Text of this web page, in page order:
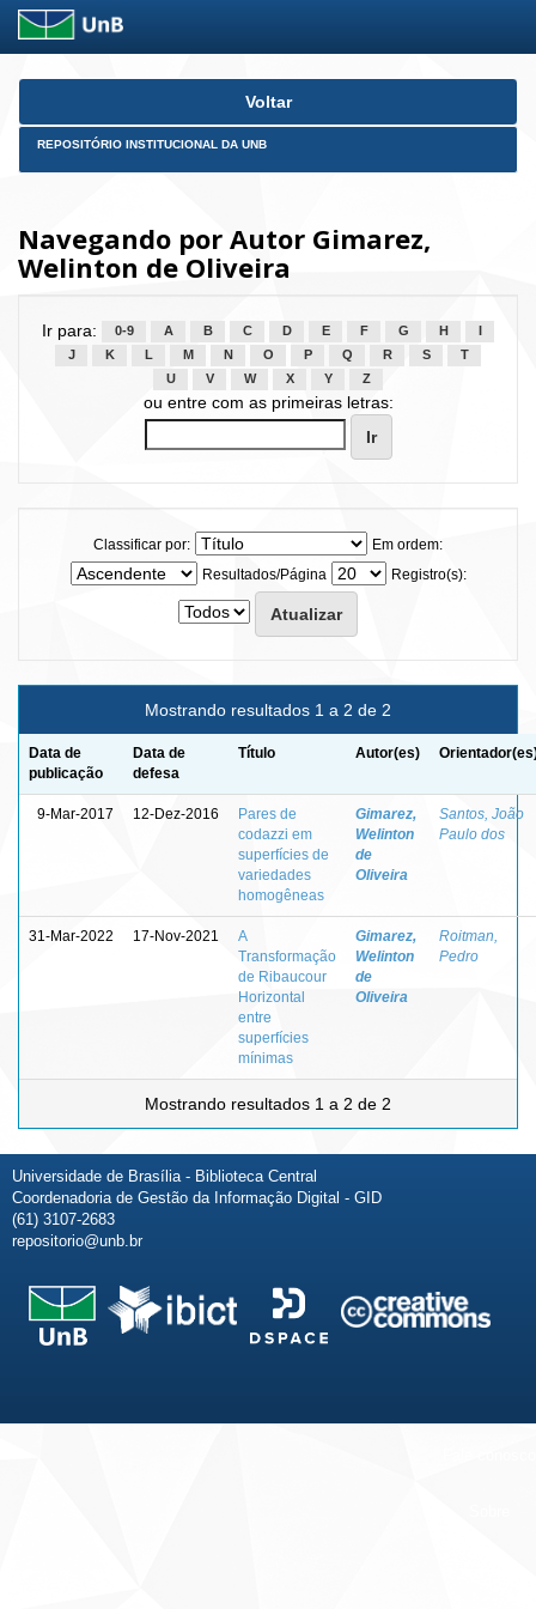
Skip
Voltar
REPOSITÓRIO INSTITUCIONAL DA UNB
Navegando por Autor Gimarez,
Welinton de Oliveira
Ir para: 0-9 A B C D E F G H
J
K L M N O P Q R S
T
U
V W X Y Z
ou entre com as primeiras letras:
Classificar por:
Em ordem:
Resultados/Página
Registro(s):
Mostrando resultados 1 a 2 de 2
Data de
publicação
Data de
defesa
Título Autor(es)
9-Mar-2017 12-Dez-2016
Pares de
codazzi em
superfícies de
variedades
homogêneas
Gimarez,
Welinton
de
Oliveira
Santos, João
Paulo dos
31-Mar-2022 17-Nov-2021
A
Transformação
de Ribaucour
Horizontal
entre
superfícies
mínimas
Gimarez,
Welinton
de
Oliveira
Roitman,
Pedro
Mostrando resultados 1 a 2 de 2
Universidade de Brasília - Biblioteca Central
Coordenadoria de Gestão da Informação Digital - GID
(61) 3107-2683
repositorio@unb.br